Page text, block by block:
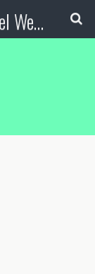
Booking Blog™ - Il blog del Web Marketing Turistico